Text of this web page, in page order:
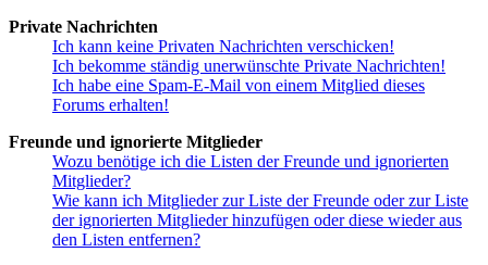
Private Nachrichten
Ich kann keine Privaten Nachrichten verschicken!
Ich bekomme ständig unerwünschte Private Nachrichten!
Ich habe eine Spam-E-Mail von einem Mitglied dieses
Forums erhalten!
Freunde und ignorierte Mitglieder
Wozu benötige ich die Listen der Freunde und ignorierten
Mitglieder?
Wie kann ich Mitglieder zur Liste der Freunde oder zur Liste
der ignorierten Mitglieder hinzufügen oder diese wieder aus
den Listen entfernen?